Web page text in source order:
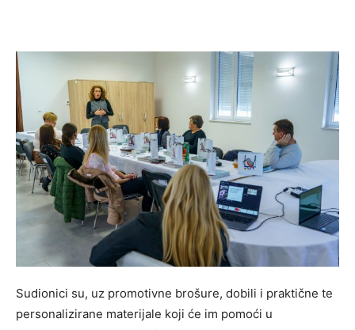
Sudionici su, uz promotivne brošure, dobili i praktične te
personalizirane materijale koji će im pomoći u